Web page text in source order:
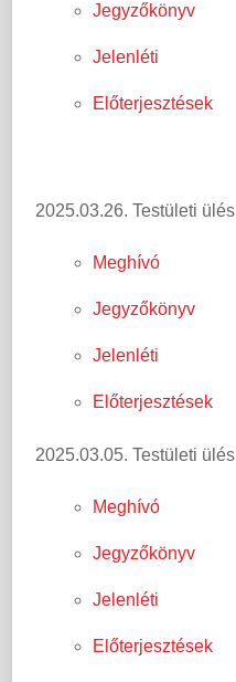
Jegyzőkönyv
Jelenléti
Előterjesztések
2025.03.26. Testületi ülés
Meghívó
Jegyzőkönyv
Jelenléti
Előterjesztések
2025.03.05. Testületi ülés
Meghívó
Jegyzőkönyv
Jelenléti
Előterjesztések